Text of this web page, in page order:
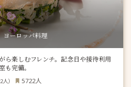
ヨーロッパ料理
ら楽しむフレンチ。記念日や接待利用
も完備。
人） 5722人